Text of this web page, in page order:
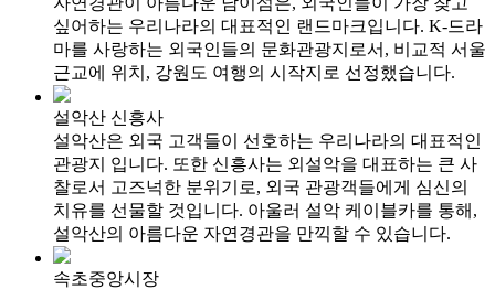
싶어하는 우리나라의 대표적인 랜드마크입니다. K-드라
마를 사랑하는 외국인들의 문화관광지로서, 비교적 서울
근교에 위치, 강원도 여행의 시작지로 선정했습니다.
설악산 신흥사
설악산은 외국 고객들이 선호하는 우리나라의 대표적인
관광지 입니다. 또한 신흥사는 외설악을 대표하는 큰 사
찰로서 고즈넉한 분위기로, 외국 관광객들에게 심신의
치유를 선물할 것입니다. 아울러 설악 케이블카를 통해,
설악산의 아름다운 자연경관을 만끽할 수 있습니다.
속초중앙시장